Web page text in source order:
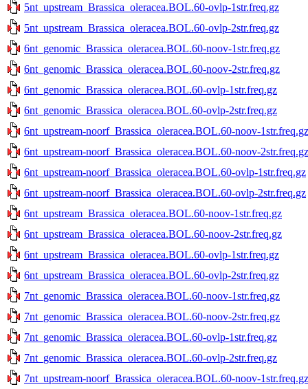
5nt_upstream_Brassica_oleracea.BOL.60-ovlp-1str.freq.gz
5nt_upstream_Brassica_oleracea.BOL.60-ovlp-2str.freq.gz
6nt_genomic_Brassica_oleracea.BOL.60-noov-1str.freq.gz
6nt_genomic_Brassica_oleracea.BOL.60-noov-2str.freq.gz
6nt_genomic_Brassica_oleracea.BOL.60-ovlp-1str.freq.gz
6nt_genomic_Brassica_oleracea.BOL.60-ovlp-2str.freq.gz
6nt_upstream-noorf_Brassica_oleracea.BOL.60-noov-1str.freq.gz
6nt_upstream-noorf_Brassica_oleracea.BOL.60-noov-2str.freq.gz
6nt_upstream-noorf_Brassica_oleracea.BOL.60-ovlp-1str.freq.gz
6nt_upstream-noorf_Brassica_oleracea.BOL.60-ovlp-2str.freq.gz
6nt_upstream_Brassica_oleracea.BOL.60-noov-1str.freq.gz
6nt_upstream_Brassica_oleracea.BOL.60-noov-2str.freq.gz
6nt_upstream_Brassica_oleracea.BOL.60-ovlp-1str.freq.gz
6nt_upstream_Brassica_oleracea.BOL.60-ovlp-2str.freq.gz
7nt_genomic_Brassica_oleracea.BOL.60-noov-1str.freq.gz
7nt_genomic_Brassica_oleracea.BOL.60-noov-2str.freq.gz
7nt_genomic_Brassica_oleracea.BOL.60-ovlp-1str.freq.gz
7nt_genomic_Brassica_oleracea.BOL.60-ovlp-2str.freq.gz
7nt_upstream-noorf_Brassica_oleracea.BOL.60-noov-1str.freq.gz